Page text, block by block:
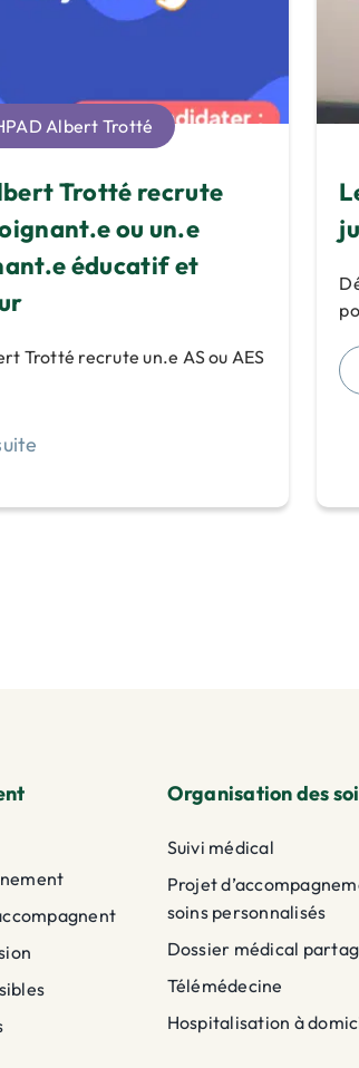
Albert Trotté
Trotté recrute
ou un.e
éducatif et
Trotté recrute un.e AS ou AES
Organisation des
Suivi médical
Projet
soins personnalisés
Dossier médical
Télémédecine
Hospitalisation à